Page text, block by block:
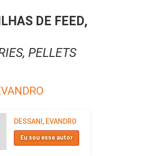
DE FEED,
PELLETS
DESSANI, EVANDRO
Eu sou esse autor